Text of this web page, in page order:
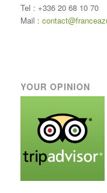
Tel : +336 20 68 10 70
Mail :
YOUR OPINION